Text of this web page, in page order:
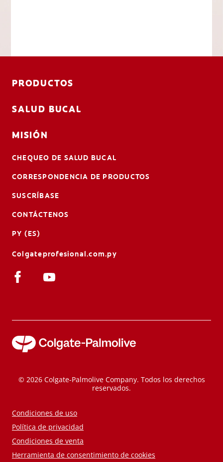
PRODUCTOS
SALUD BUCAL
MISIÓN
CHEQUEO DE SALUD BUCAL
CORRESPONDENCIA DE PRODUCTOS
SUSCRÍBASE
CONTÁCTENOS
PY (ES)
Colgateprofesional.com.py
© 2026 Colgate-Palmolive Company. Todos los derechos
reservados.
Condiciones de uso
Política de privacidad
Condiciones de venta
Herramienta de consentimiento de cookies